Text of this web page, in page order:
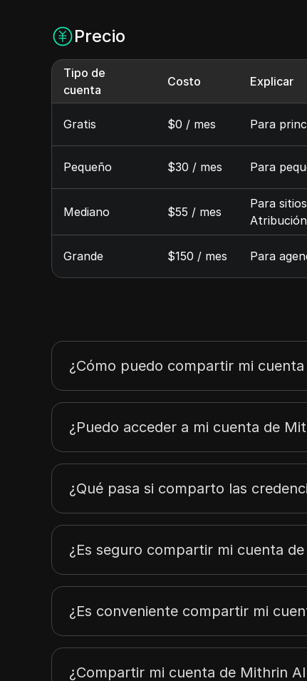
Precio
Tipo de
cuenta
Costo Explicar
Gratis $0 / mes Para
Pequeño $30 / mes Para
Mediano $55 / mes
Para
Atribución
Grande $150 / mes Para
¿Cómo puedo compartir mi
¿Puedo acceder a mi cuenta de
¿Qué pasa si comparto las
¿Es seguro compartir mi cuenta
¿Es conveniente compartir mi
¿Compartir mi cuenta de Mithrin